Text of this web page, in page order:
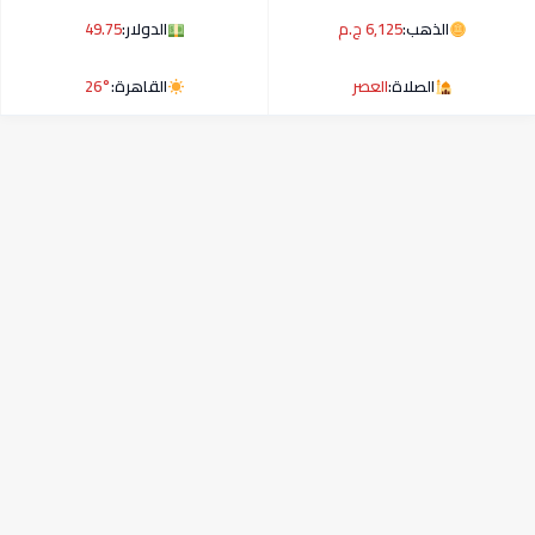
الذهب:6,125 ج.م الدولار:49.75
الصلاة:العصر القاهرة:26°